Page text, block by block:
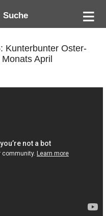
Suche
Kunterbunter Oster-
April